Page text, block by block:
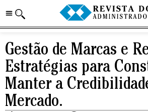
Gestão de Marcas e
Estratégias para
Manter a
Mercado.